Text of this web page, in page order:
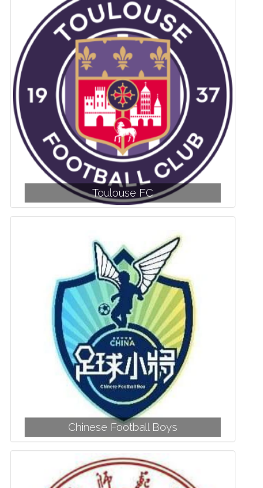
Toulouse FC
Chinese Football Boys